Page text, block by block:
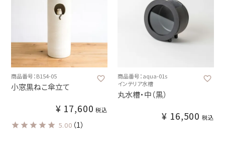
商品番号：B154-05
小窓黒ねこ傘立て
¥ 17,600 税込
5.00 （1）
商品番号：aqua-01s
インテリア水槽
丸水槽・中（黒）
¥ 16,500 税込